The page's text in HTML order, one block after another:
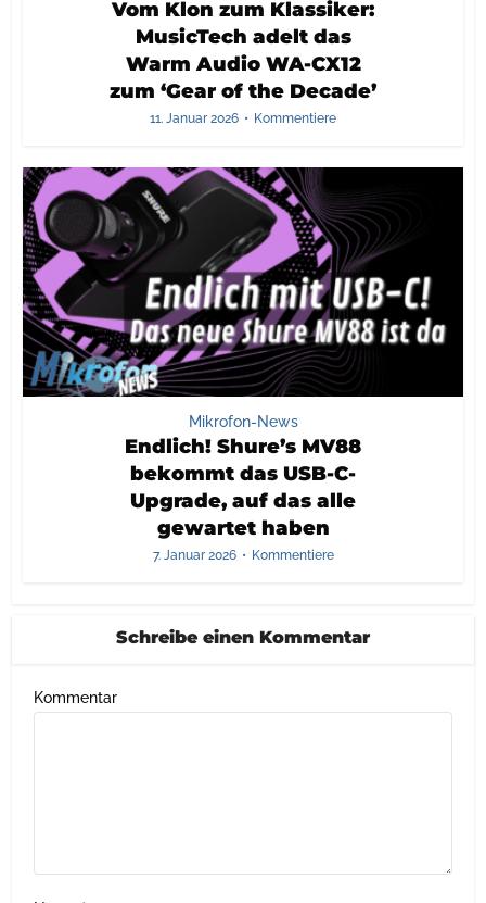
Vom Klon zum Klassiker:
MusicTech adelt das
Warm Audio WA-CX12
zum ‘Gear of the Decade’
11. Januar 2026 Kommentiere
Mikrofon-News
Endlich! Shure’s MV88
bekommt das USB-C-
Upgrade, auf das alle
gewartet haben
7. Januar 2026 Kommentiere
Schreibe einen Kommentar
Kommentar